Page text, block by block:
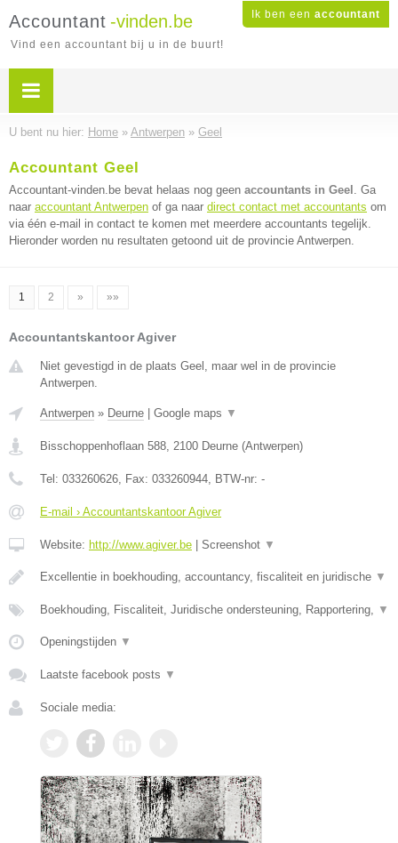
Ik ben een accountant
Accountant -vinden.be
Vind een accountant bij u in de buurt!
U bent nu hier: Home » Antwerpen » Geel
Accountant Geel
Accountant-vinden.be bevat helaas nog geen accountants in Geel . Ga
naar accountant Antwerpen of ga naar direct contact met accountants om
via één e-mail in contact te komen met meerdere accountants tegelijk.
Hieronder worden nu resultaten getoond uit de provincie Antwerpen.
1 2 » »»
Accountantskantoor Agiver
Niet gevestigd in de plaats Geel, maar wel in de provincie
Antwerpen.
Antwerpen » Deurne Google maps ▼
Bisschoppenhoflaan 588, 2100 Deurne (Antwerpen)
Tel: 033260626, Fax: 033260944, BTW-nr: -
E-mail › Accountantskantoor Agiver
Website: http://www.agiver.be Screenshot ▼
Excellentie in boekhouding, accountancy, fiscaliteit en juridische ▼
Boekhouding, Fiscaliteit, Juridische ondersteuning, Rapportering, ▼
Openingstijden ▼
Laatste facebook posts ▼
Sociale media: